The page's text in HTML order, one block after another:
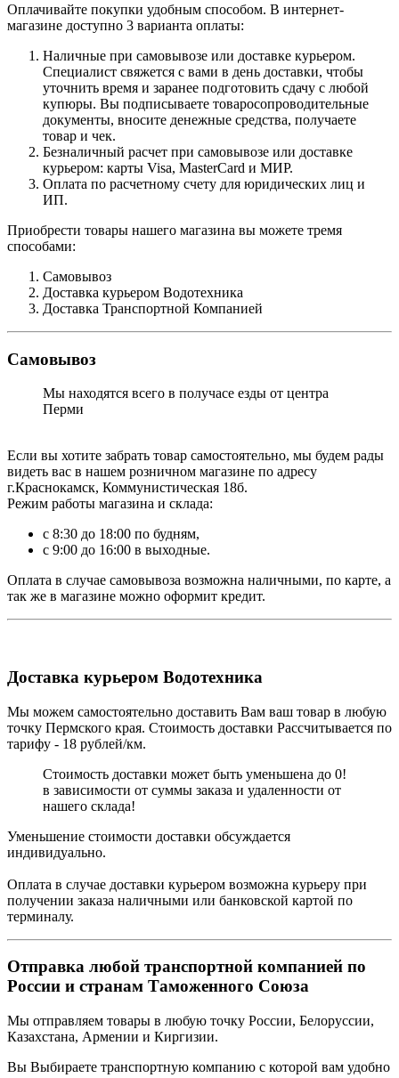
Оплачивайте покупки удобным способом. В интернет-
магазине доступно 3 варианта оплаты:
Наличные при самовывозе или доставке курьером.
Специалист свяжется с вами в день доставки, чтобы
уточнить время и заранее подготовить сдачу с любой
купюры. Вы подписываете товаросопроводительные
документы, вносите денежные средства, получаете
товар и чек.
Безналичный расчет при самовывозе или доставке
курьером: карты Visa, MasterCard и МИР.
Оплата по расчетному счету для юридических лиц и
ИП.
Приобрести товары нашего магазина вы можете тремя
способами:
Самовывоз
Доставка курьером Водотехника
Доставка Транспортной Компанией
Самовывоз
Мы находятся всего в получасе езды от центра
Перми
Если вы хотите забрать товар самостоятельно, мы будем рады
видеть вас в нашем розничном магазине по адресу
г.Краснокамск, Коммунистическая 18б.
Режим работы магазина и склада:
с 8:30 до 18:00 по будням,
с 9:00 до 16:00 в выходные.
Оплата в случае самовывоза возможна наличными, по карте, а
так же в магазине можно оформит кредит.
Доставка курьером Водотехника
Мы можем самостоятельно доставить Вам ваш товар в любую
точку Пермского края. Стоимость доставки Рассчитывается по
тарифу - 18 рублей/км.
Стоимость доставки может быть уменьшена до 0!
в зависимости от суммы заказа и удаленности от
нашего склада!
Уменьшение стоимости доставки обсуждается
индивидуально.
Оплата в случае доставки курьером возможна курьеру при
получении заказа наличными или банковской картой по
терминалу.
Отправка любой транспортной компанией по
России и странам Таможенного Союза
Мы отправляем товары в любую точку России, Белоруссии,
Казахстана, Армении и Киргизии.
Вы Выбираете транспортную компанию с которой вам удобно